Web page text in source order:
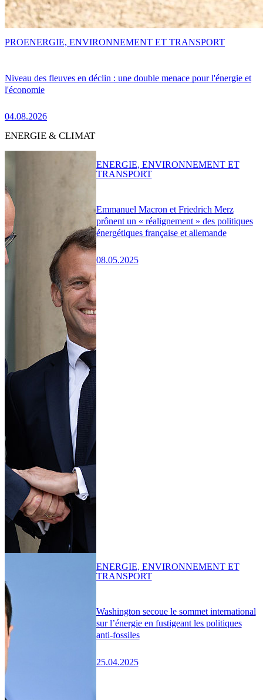
Niveau des fleuves en déclin : une double menace pour l'énergie et
l'économie
04.08.2026
PROENERGIE, ENVIRONNEMENT ET TRANSPORT
ENERGIE & CLIMAT
Emmanuel Macron et Friedrich Merz
prônent un « réalignement » des politiques
énergétiques française et allemande
08.05.2025
ENERGIE, ENVIRONNEMENT ET
TRANSPORT
Washington secoue le sommet international
sur l’énergie en fustigeant les politiques
anti-fossiles
25.04.2025
ENERGIE, ENVIRONNEMENT ET
TRANSPORT